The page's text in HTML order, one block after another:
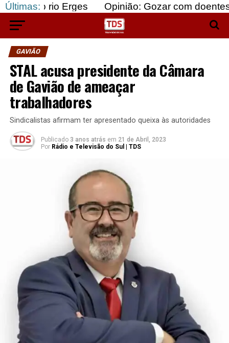
Últimas:
Erges Opinião: Gozar com doentes e bajular
GAVIÃO
STAL acusa presidente da Câmara
de Gavião de ameaçar
trabalhadores
Sindicalistas afirmam ter apresentado queixa às autoridades
Publicado 3 anos atrás em 21 de Abril, 2023
Por Rádio e Televisão do Sul | TDS